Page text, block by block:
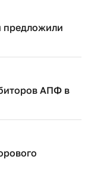
предложили
АПФ в